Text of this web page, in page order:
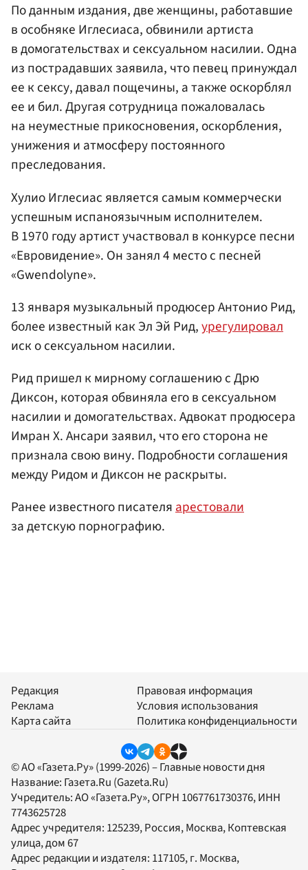
По данным издания, две женщины, работавшие
в особняке Иглесиаса, обвинили артиста
в домогательствах и сексуальном насилии. Одна
из пострадавших заявила, что певец принуждал
ее к сексу, давал пощечины, а также оскорблял
ее и бил. Другая сотрудница пожаловалась
на неуместные прикосновения, оскорбления,
унижения и атмосферу постоянного
преследования.
Хулио Иглесиас является самым коммерчески
успешным испаноязычным исполнителем.
В 1970 году артист участвовал в конкурсе песни
«Евровидение». Он занял 4 место с песней
«Gwendolyne».
13 января музыкальный продюсер Антонио Рид,
более известный как Эл Эй Рид,урегулировал
иск о сексуальном насилии.
Рид пришел к мирному соглашению с Дрю
Диксон, которая обвиняла его в сексуальном
насилии и домогательствах. Адвокат продюсера
Имран Х. Ансари заявил, что его сторона не
признала свою вину. Подробности соглашения
между Ридом и Диксон не раскрыты.
Ранее известного писателяарестовали
за детскую порнографию.
Редакция
Реклама
Карта сайта
Правовая информация
Условия использования
Политика конфиденциальности
© АО «Газета.Ру» (1999-2026) – Главные новости дня
Название: Газета.Ru (Gazeta.Ru)
Учредитель:АО «Газета.Ру», ОГРН 1067761730376, ИНН
7743625728
Адрес учредителя: 125239, Россия, Москва, Коптевская
улица, дом 67
Адрес редакции и издателя: 117105, г. Москва,